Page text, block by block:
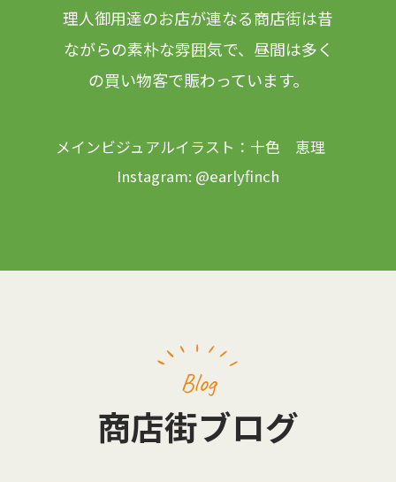
理人御用達のお店が連なる商店街は昔
ながらの素朴な雰囲気で、 昼間は多く
の買い物客で賑わっています。
メインビジュアルイラスト：十色 恵理
Instagram: @earlyfinch
Blog
商店街ブログ